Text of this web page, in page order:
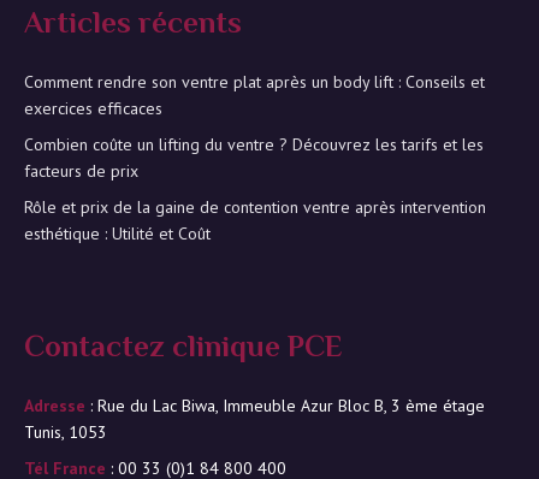
Articles récents
Comment rendre son ventre plat après un body lift : Conseils et
exercices efficaces
Combien coûte un lifting du ventre ? Découvrez les tarifs et les
facteurs de prix
Rôle et prix de la gaine de contention ventre après intervention
esthétique : Utilité et Coût
Contactez clinique PCE
Adresse : Rue du Lac Biwa, Immeuble Azur Bloc B, 3 ème étage
Tunis, 1053
Tél France : 00 33 (0)1 84 800 400